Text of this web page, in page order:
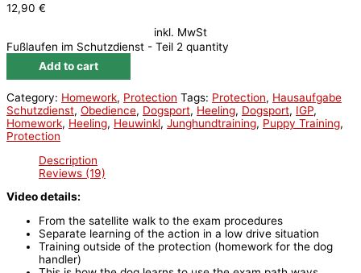
12,90 €
inkl. MwSt
Fußlaufen im Schutzdienst - Teil 2 quantity
Add to cart
Category: Homework, Protection Tags: Protection, Hausaufgabe
Schutzdienst, Obedience, Dogsport, Heeling, Dogsport, IGP,
Homework, Heeling, Heuwinkl, Junghundtraining, Puppy Training,
Protection
Description
Reviews (19)
Video details:
From the satellite walk to the exam procedures
Separate learning of the action in a low drive situation
Training outside of the protection (homework for the dog
handler)